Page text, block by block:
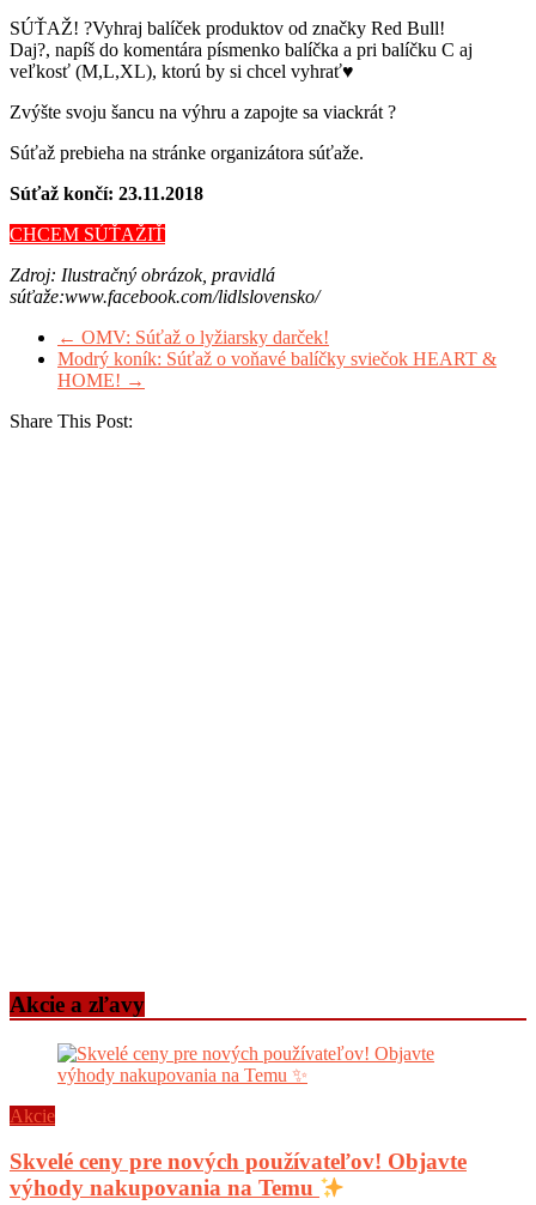
SÚŤAŽ! ?Vyhraj balíček produktov od značky Red Bull!
Daj?, napíš do komentára písmenko balíčka a pri balíčku C aj
veľkosť (M,L,XL), ktorú by si chcel vyhrať♥️
Zvýšte svoju šancu na výhru a zapojte sa viackrát ?
Súťaž prebieha na stránke organizátora súťaže.
Súťaž končí: 23.11.2018
CHCEM SÚŤAŽIŤ
Zdroj: Ilustračný obrázok, pravidlá
súťaže:www.facebook.com/lidlslovensko/
← OMV: Súťaž o lyžiarsky darček!
Modrý koník: Súťaž o voňavé balíčky sviečok HEART &
HOME! →
Share This Post:
Akcie a zľavy
Akcie
Skvelé ceny pre nových používateľov! Objavte
výhody nakupovania na Temu